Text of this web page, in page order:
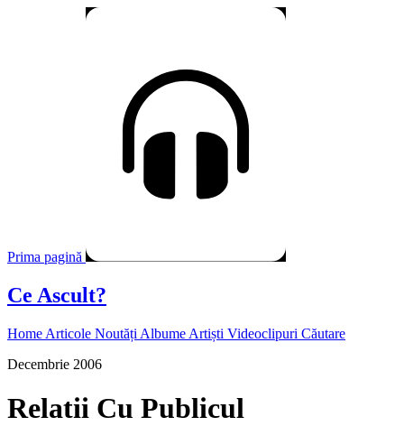
Prima pagină
Ce Ascult?
Home Articole Noutăți Albume Artiști Videoclipuri Căutare
Decembrie 2006
Relatii Cu Publicul